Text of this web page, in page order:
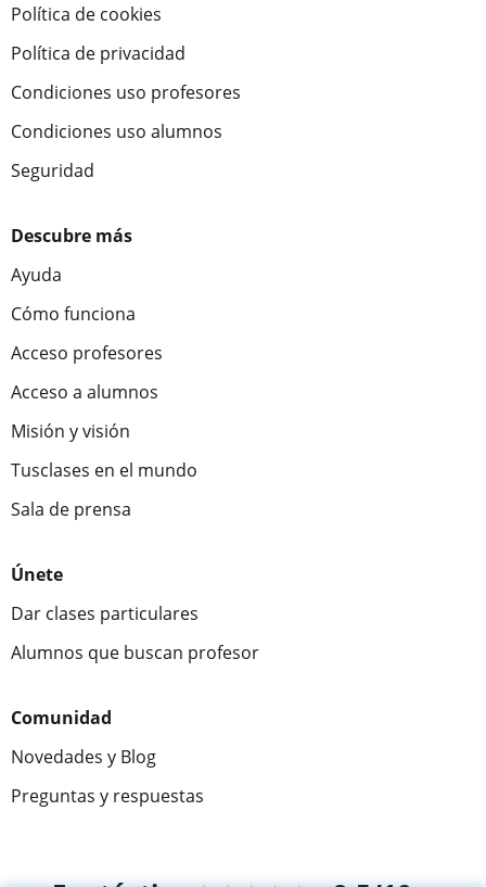
Política de cookies
Política de privacidad
Condiciones uso profesores
Condiciones uso alumnos
Seguridad
Descubre más
Ayuda
Cómo funciona
Acceso profesores
Acceso a alumnos
Misión y visión
Tusclases en el mundo
Sala de prensa
Únete
Dar clases particulares
Alumnos que buscan profesor
Comunidad
Novedades y Blog
Preguntas y respuestas